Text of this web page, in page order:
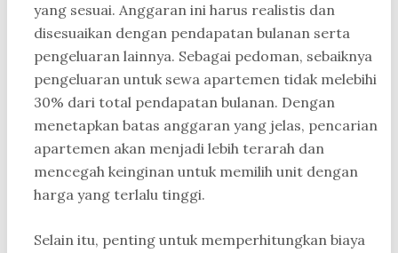
yang sesuai. Anggaran ini harus realistis dan
disesuaikan dengan pendapatan bulanan serta
pengeluaran lainnya. Sebagai pedoman, sebaiknya
pengeluaran untuk sewa apartemen tidak melebihi
30% dari total pendapatan bulanan. Dengan
menetapkan batas anggaran yang jelas, pencarian
apartemen akan menjadi lebih terarah dan
mencegah keinginan untuk memilih unit dengan
harga yang terlalu tinggi.
Selain itu, penting untuk memperhitungkan biaya